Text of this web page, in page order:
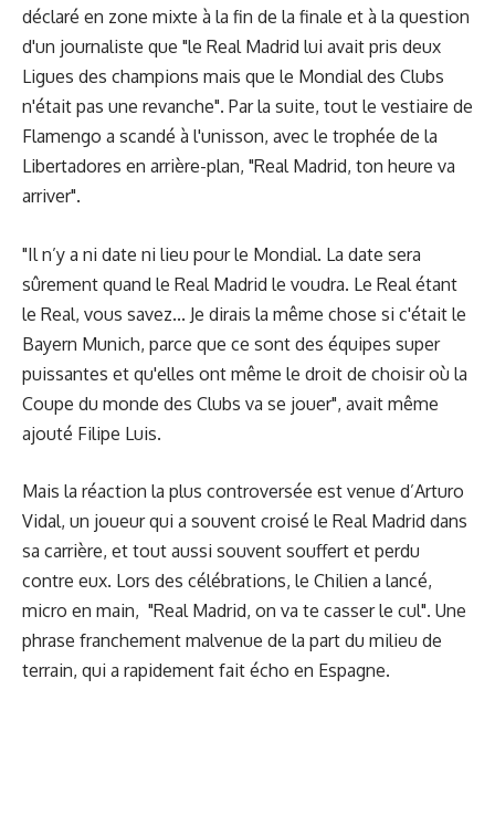
déclaré en zone mixte à la fin de la finale et à la question
d'un journaliste que "le Real Madrid lui avait pris deux
Ligues des champions mais que le Mondial des Clubs
n'était pas une revanche". Par la suite, tout le vestiaire de
Flamengo a scandé à l'unisson, avec le trophée de la
Libertadores en arrière-plan, "Real Madrid, ton heure va
arriver".
"Il n’y a ni date ni lieu pour le Mondial. La date sera
sûrement quand le Real Madrid le voudra. Le Real étant
le Real, vous savez... Je dirais la même chose si c'était le
Bayern Munich, parce que ce sont des équipes super
puissantes et qu'elles ont même le droit de choisir où la
Coupe du monde des Clubs va se jouer", avait même
ajouté Filipe Luis.
Mais la réaction la plus controversée est venue d’Arturo
Vidal, un joueur qui a souvent croisé le Real Madrid dans
sa carrière, et tout aussi souvent souffert et perdu
contre eux. Lors des célébrations, le Chilien a lancé,
micro en main, "Real Madrid, on va te casser le cul". Une
phrase franchement malvenue de la part du milieu de
terrain, qui a rapidement fait écho en Espagne.